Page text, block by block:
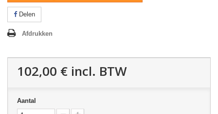
Delen
Afdrukken
102,00 € incl. BTW
Aantal